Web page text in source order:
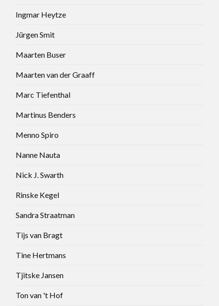
Ingmar Heytze
Jürgen Smit
Maarten Buser
Maarten van der Graaff
Marc Tiefenthal
Martinus Benders
Menno Spiro
Nanne Nauta
Nick J. Swarth
Rinske Kegel
Sandra Straatman
Tijs van Bragt
Tine Hertmans
Tjitske Jansen
Ton van 't Hof